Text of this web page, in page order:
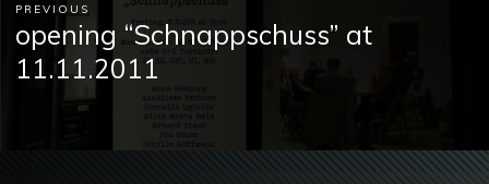
PREVIOUS
opening “Schnappschuss” at
11.11.2011